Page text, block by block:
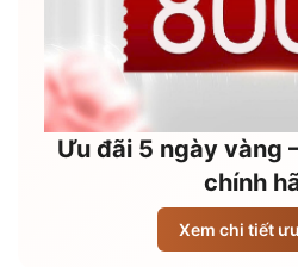
Ưu đãi 5 ngày vàng
chính
Xem chi tiết